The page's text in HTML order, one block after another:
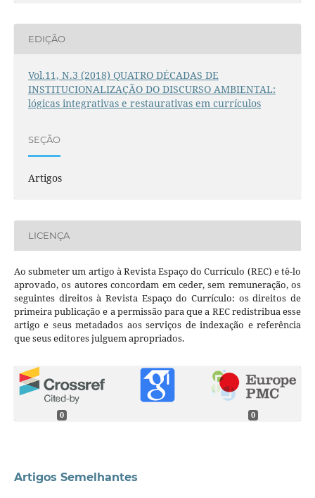
EDIÇÃO
Vol.11, N.3 (2018) QUATRO DÉCADAS DE
INSTITUCIONALIZAÇÃO DO DISCURSO AMBIENTAL:
lógicas integrativas e restaurativas em currículos
SEÇÃO
Artigos
LICENÇA
Ao submeter um artigo à Revista Espaço do Currículo (REC) e tê-lo
aprovado, os autores concordam em ceder, sem remuneração, os
seguintes direitos à Revista Espaço do Currículo: os direitos de
primeira publicação e a permissão para que a REC redistribua esse
artigo e seus metadados aos serviços de indexação e referência
que seus editores julguem apropriados.
0 0
Artigos Semelhantes